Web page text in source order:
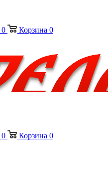
0 Корзина 0
0 Корзина 0